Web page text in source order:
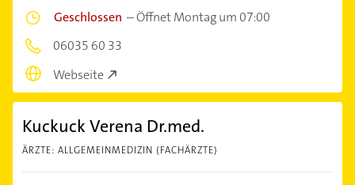
Geschlossen –Öffnet Montag um 07:00
06035 60 33
Webseite
Kuckuck Verena Dr.med.
ÄRZTE: ALLGEMEINMEDIZIN (FACHÄRZTE)